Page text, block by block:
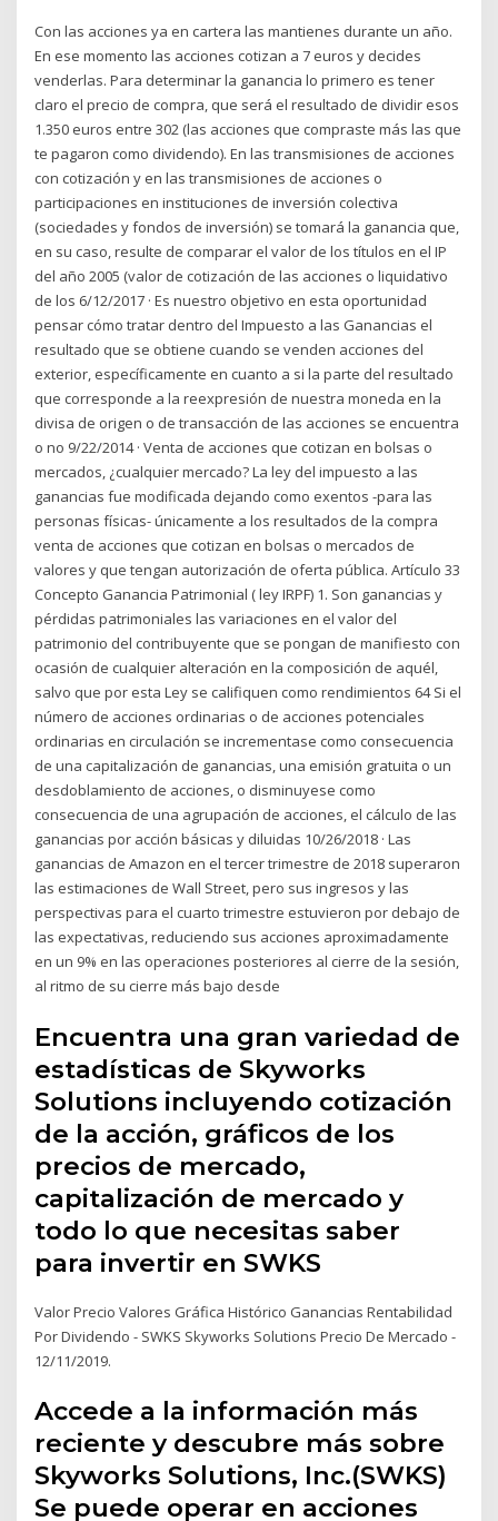
Con las acciones ya en cartera las mantienes durante un año.
En ese momento las acciones cotizan a 7 euros y decides
venderlas. Para determinar la ganancia lo primero es tener
claro el precio de compra, que será el resultado de dividir esos
1.350 euros entre 302 (las acciones que compraste más las que
te pagaron como dividendo). En las transmisiones de acciones
con cotización y en las transmisiones de acciones o
participaciones en instituciones de inversión colectiva
(sociedades y fondos de inversión) se tomará la ganancia que,
en su caso, resulte de comparar el valor de los títulos en el IP
del año 2005 (valor de cotización de las acciones o liquidativo
de los 6/12/2017 · Es nuestro objetivo en esta oportunidad
pensar cómo tratar dentro del Impuesto a las Ganancias el
resultado que se obtiene cuando se venden acciones del
exterior, específicamente en cuanto a si la parte del resultado
que corresponde a la reexpresión de nuestra moneda en la
divisa de origen o de transacción de las acciones se encuentra
o no 9/22/2014 · Venta de acciones que cotizan en bolsas o
mercados, ¿cualquier mercado? La ley del impuesto a las
ganancias fue modificada dejando como exentos -para las
personas físicas- únicamente a los resultados de la compra
venta de acciones que cotizan en bolsas o mercados de
valores y que tengan autorización de oferta pública. Artículo 33
Concepto Ganancia Patrimonial ( ley IRPF) 1. Son ganancias y
pérdidas patrimoniales las variaciones en el valor del
patrimonio del contribuyente que se pongan de manifiesto con
ocasión de cualquier alteración en la composición de aquél,
salvo que por esta Ley se califiquen como rendimientos 64 Si el
número de acciones ordinarias o de acciones potenciales
ordinarias en circulación se incrementase como consecuencia
de una capitalización de ganancias, una emisión gratuita o un
desdoblamiento de acciones, o disminuyese como
consecuencia de una agrupación de acciones, el cálculo de las
ganancias por acción básicas y diluidas 10/26/2018 · Las
ganancias de Amazon en el tercer trimestre de 2018 superaron
las estimaciones de Wall Street, pero sus ingresos y las
perspectivas para el cuarto trimestre estuvieron por debajo de
las expectativas, reduciendo sus acciones aproximadamente
en un 9% en las operaciones posteriores al cierre de la sesión,
al ritmo de su cierre más bajo desde
Encuentra una gran variedad de
estadísticas de Skyworks
Solutions incluyendo cotización
de la acción, gráficos de los
precios de mercado,
capitalización de mercado y
todo lo que necesitas saber
para invertir en SWKS
Valor Precio Valores Gráfica Histórico Ganancias Rentabilidad
Por Dividendo - SWKS Skyworks Solutions Precio De Mercado -
12/11/2019.
Accede a la información más
reciente y descubre más sobre
Skyworks Solutions, Inc.(SWKS)
Se puede operar en acciones